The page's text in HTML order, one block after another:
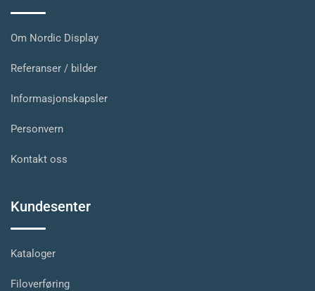
Om Nordic Display
Referanser / bilder
Informasjonskapsler
Personvern
Kontakt oss
Kundesenter
Kataloger
Filoverføring